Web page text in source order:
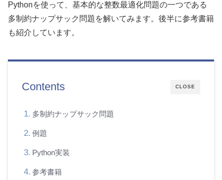
Pythonを使って、基本的な整数最適化問題の一つである
多制約ナップサック問題を解いてみます。後半に参考書籍
も紹介しています。
CLOSE
Contents
多制約ナップサック問題
例題
Python実装
参考書籍